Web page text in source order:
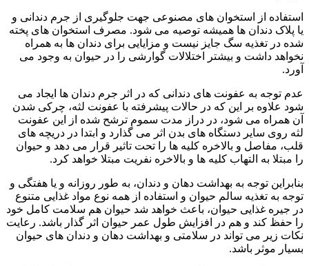
استفاده از استخوان های مصنوعی جهت جلوگیری از جرم دندانی و
یا پلاک دندان ها همیشه توصیه می شود. مصرف استخوان های پخته
شده در تغذیه سگ جایز نیست و مزایایی برای دندان ها به همراه
نخواهد داشت و بیشتر اختلالات گوارشی را در حیوان به وجود می
آورد.
عدم توجه به عفونت های دندانی که در اثر جرم دندان ها ایجاد می
شود علاوه بر این که در حالات پیشرفته با عفونت لثه، چرکی شدن
آن همراه می شود، در دراز مدت سموم ترشح شده از این عفونت
لثه روی سایر دستگاه های بدن اثر می گذارد و ابتدا در دریچه های
قلب، مفاصل و بالاخره کلیه ها را تحت تاثیر قرار می دهد و حیوان
را مبتلا به التهاب کلیه ها و بالاخره نفریت مبتلا خواهد کرد.
بنابراین توجه به بهداشت دهان و دندان، به طور روزانه و یا هفتگی و
توجه به تغذیه سالم حیوان و استفاده از همه نوع مواد غذایی متنوع
در جیره غذایی حیوان، باعث خواهد شد حیوان هم سلامت کامل خود
را حفظ کند و هم در افزایش طول عمر حیوان اثر گذار باشد. رعایت
نکات زیر می تواند در سلامتی و بهداشت دهان و دندان های حیوان
بسیار موثر باشد.